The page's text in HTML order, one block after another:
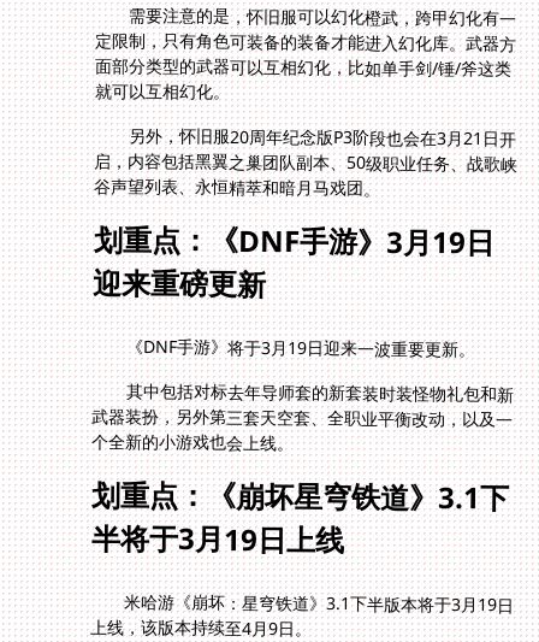
需要注意的是，怀旧服可以幻化橙武，跨甲幻化有一
定限制，只有角色可装备的装备才能进入幻化库。武器方
面部分类型的武器可以互相幻化，比如单手剑/锤/斧这类
就可以互相幻化。
另外，怀旧服20周年纪念版P3阶段也会在3月21日开
启，内容包括黑翼之巢团队副本、50级职业任务、战歌峡
谷声望列表、永恒精萃和暗月马戏团。
划重点：《DNF手游》3月19日
迎来重磅更新
《DNF手游》将于3月19日迎来一波重要更新。
其中包括对标去年导师套的新套装时装怪物礼包和新
武器装扮，另外第三套天空套、全职业平衡改动，以及一
个全新的小游戏也会上线。
划重点：《崩坏星穹铁道》3.1下
半将于3月19日上线
米哈游《崩坏：星穹铁道》3.1下半版本将于3月19日
上线，该版本持续至4月9日。